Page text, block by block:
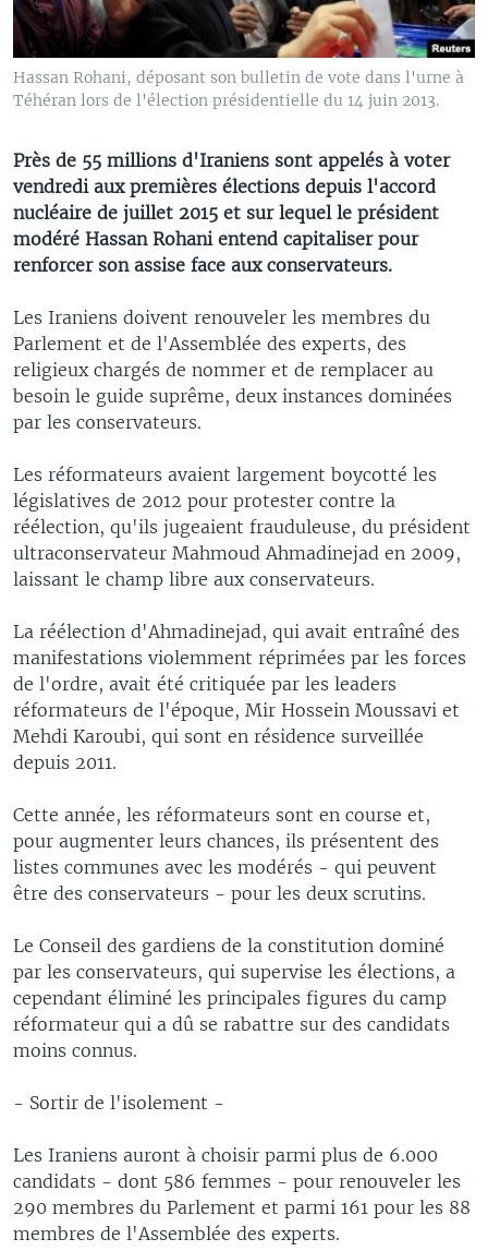
Hassan Rohani, déposant son bulletin de vote dans l'urne à
Téhéran lors de l'élection présidentielle du 14 juin 2013.
Près de 55 millions d'Iraniens sont appelés à voter
vendredi aux premières élections depuis l'accord
nucléaire de juillet 2015 et sur lequel le président
modéré Hassan Rohani entend capitaliser pour
renforcer son assise face aux conservateurs.
Les Iraniens doivent renouveler les membres du
Parlement et de l'Assemblée des experts, des
religieux chargés de nommer et de remplacer au
besoin le guide suprême, deux instances dominées
par les conservateurs.
Les réformateurs avaient largement boycotté les
législatives de 2012 pour protester contre la
réélection, qu'ils jugeaient frauduleuse, du président
ultraconservateur Mahmoud Ahmadinejad en 2009,
laissant le champ libre aux conservateurs.
La réélection d'Ahmadinejad, qui avait entraîné des
manifestations violemment réprimées par les forces
de l'ordre, avait été critiquée par les leaders
réformateurs de l'époque, Mir Hossein Moussavi et
Mehdi Karoubi, qui sont en résidence surveillée
depuis 2011.
Cette année, les réformateurs sont en course et,
pour augmenter leurs chances, ils présentent des
listes communes avec les modérés - qui peuvent
être des conservateurs - pour les deux scrutins.
Le Conseil des gardiens de la constitution dominé
par les conservateurs, qui supervise les élections, a
cependant éliminé les principales figures du camp
réformateur qui a dû se rabattre sur des candidats
moins connus.
- Sortir de l'isolement -
Les Iraniens auront à choisir parmi plus de 6.000
candidats - dont 586 femmes - pour renouveler les
290 membres du Parlement et parmi 161 pour les 88
membres de l'Assemblée des experts.